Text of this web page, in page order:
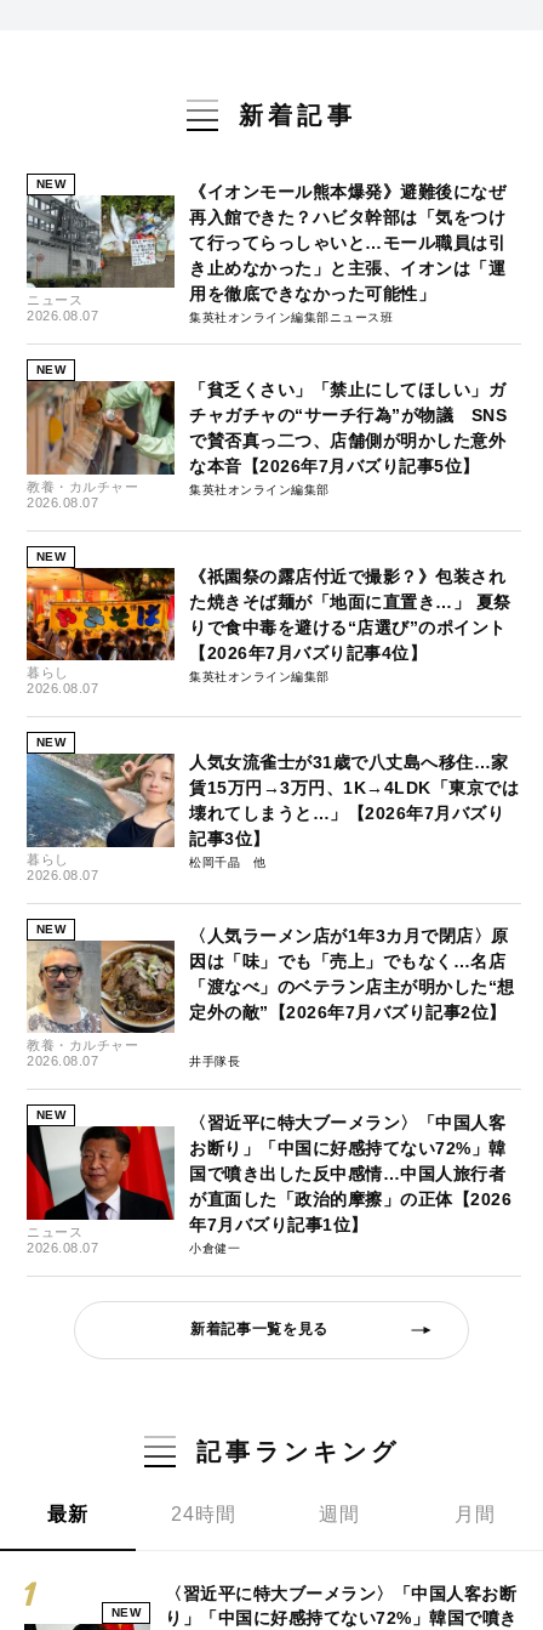
新着記事
NEW
ニュース
2026.08.07
《イオンモール熊本爆発》避難後になぜ
再入館できた？ハビタ幹部は「気をつけ
て行ってらっしゃいと…モール職員は引
き止めなかった」と主張、イオンは「運
用を徹底できなかった可能性」
集英社オンライン編集部ニュース班
NEW
教養・カルチャー
2026.08.07
「貧乏くさい」「禁止にしてほしい」ガ
チャガチャの“サーチ行為”が物議 SNS
で賛否真っ二つ、店舗側が明かした意外
な本音【2026年7月バズり記事5位】
集英社オンライン編集部
NEW
暮らし
2026.08.07
《祇園祭の露店付近で撮影？》包装され
た焼きそば麺が「地面に直置き…」 夏祭
りで食中毒を避ける“店選び”のポイント
【2026年7月バズり記事4位】
集英社オンライン編集部
NEW
暮らし
2026.08.07
人気女流雀士が31歳で八丈島へ移住…家
賃15万円→3万円、1K→4LDK「東京では
壊れてしまうと…」【2026年7月バズり
記事3位】
松岡千晶
NEW
教養・カルチャー
2026.08.07
〈人気ラーメン店が1年3カ月で閉店〉原
因は「味」でも「売上」でもなく…名店
「渡なべ」のベテラン店主が明かした“想
定外の敵”【2026年7月バズり記事2位】
井手隊長
NEW
ニュース
2026.08.07
〈習近平に特大ブーメラン〉「中国人客
お断り」「中国に好感持てない72%」韓
国で噴き出した反中感情…中国人旅行者
が直面した「政治的摩擦」の正体【2026
年7月バズり記事1位】
小倉健一
新着記事一覧を見る
記事ランキング
最新 24時間 週間 月間
NEW
〈習近平に特大ブーメラン〉「中国人客お断
り」「中国に好感持てない72%」韓国で噴き